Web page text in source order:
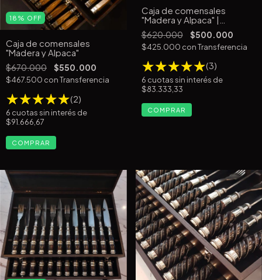
18 % OFF
Caja de comensales
"Madera y Alpaca"
$670.000 $550.000
$467.500 conTransferencia
(2)
6 cuotas sin interés de
$91.666,67
COMPRAR
Caja de comensales
"Madera y Alpaca" |
Redondos
$620.000 $500.000
$425.000 conTransferencia
(3)
6 cuotas sin interés de
$83.333,33
COMPRAR